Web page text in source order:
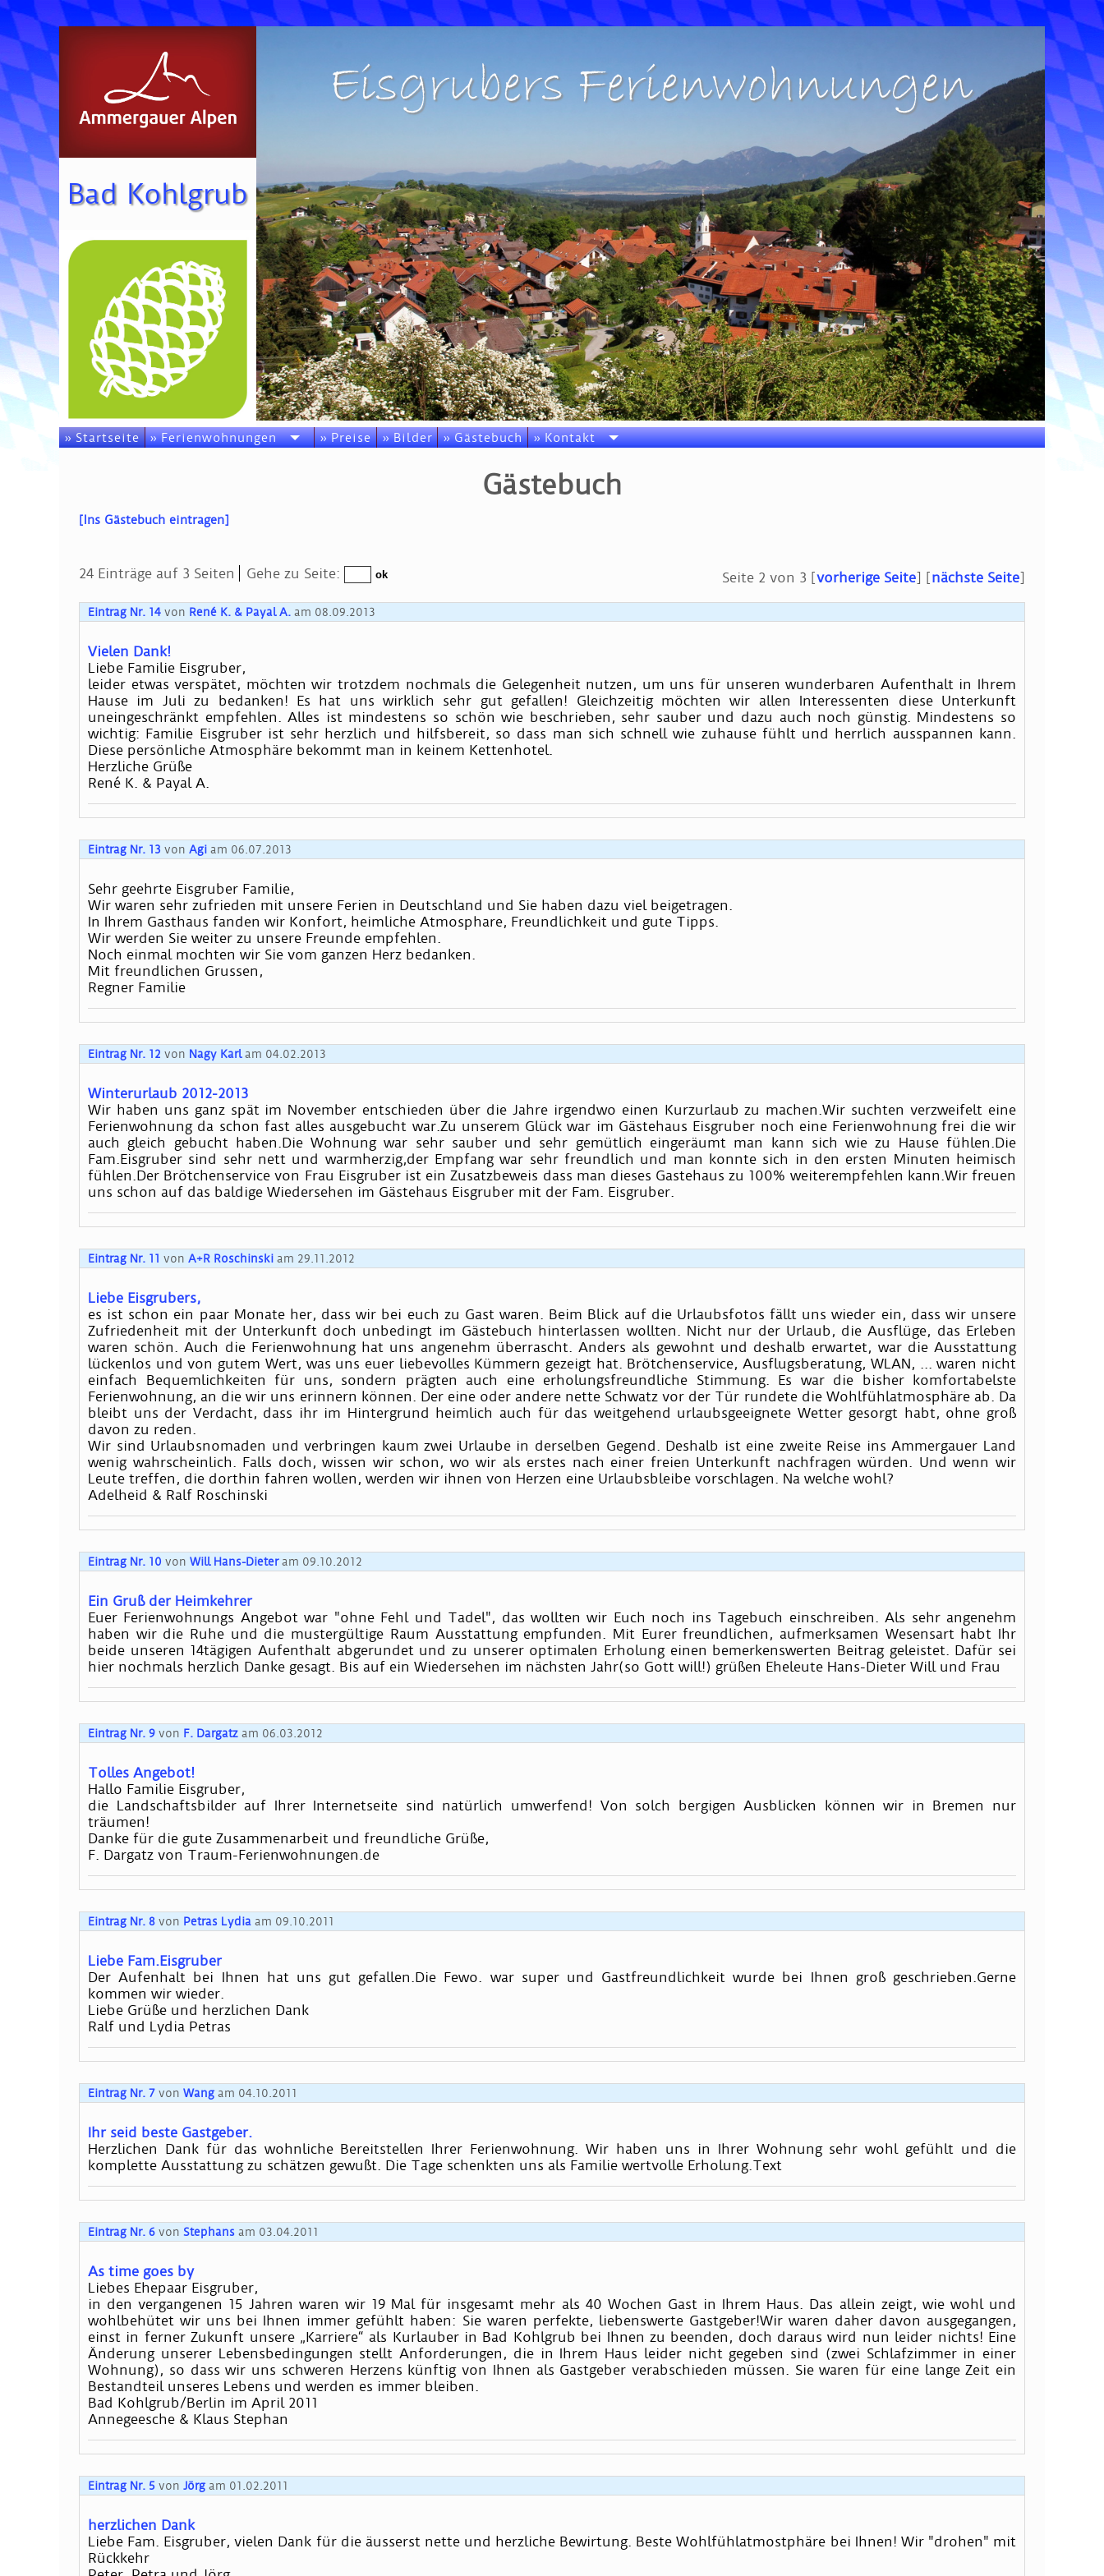
Bad Kohlgrub
Eisgrubers Ferienwohnungen
» Startseite » Ferienwohnungen » Preise » Bilder » Gästebuch » Kontakt
Gästebuch
[Ins Gästebuch eintragen]
24 Einträge auf 3 Seiten Gehe zu Seite: Seite 2 von 3 [vorherige Seite] [nächste Seite]
Eintrag Nr. 14 von René K. & Payal A. am 08.09.2013
Vielen Dank!
Liebe Familie Eisgruber,
leider etwas verspätet, möchten wir trotzdem nochmals die Gelegenheit nutzen, um uns für unseren wunderbaren Aufenthalt in Ihrem
Hause im Juli zu bedanken! Es hat uns wirklich sehr gut gefallen! Gleichzeitig möchten wir allen Interessenten diese Unterkunft
uneingeschränkt empfehlen. Alles ist mindestens so schön wie beschrieben, sehr sauber und dazu auch noch günstig. Mindestens so
wichtig: Familie Eisgruber ist sehr herzlich und hilfsbereit, so dass man sich schnell wie zuhause fühlt und herrlich ausspannen kann.
Diese persönliche Atmosphäre bekommt man in keinem Kettenhotel.
Herzliche Grüße
René K. & Payal A.
Eintrag Nr. 13 von Agi am 06.07.2013
Sehr geehrte Eisgruber Familie,
Wir waren sehr zufrieden mit unsere Ferien in Deutschland und Sie haben dazu viel beigetragen.
In Ihrem Gasthaus fanden wir Konfort, heimliche Atmosphare, Freundlichkeit und gute Tipps.
Wir werden Sie weiter zu unsere Freunde empfehlen.
Noch einmal mochten wir Sie vom ganzen Herz bedanken.
Mit freundlichen Grussen,
Regner Familie
Eintrag Nr. 12 von Nagy Karl am 04.02.2013
Winterurlaub 2012-2013
Wir haben uns ganz spät im November entschieden über die Jahre irgendwo einen Kurzurlaub zu machen.Wir suchten verzweifelt eine
Ferienwohnung da schon fast alles ausgebucht war.Zu unserem Glück war im Gästehaus Eisgruber noch eine Ferienwohnung frei die wir
auch gleich gebucht haben.Die Wohnung war sehr sauber und sehr gemütlich eingeräumt man kann sich wie zu Hause fühlen.Die
Fam.Eisgruber sind sehr nett und warmherzig,der Empfang war sehr freundlich und man konnte sich in den ersten Minuten heimisch
fühlen.Der Brötchenservice von Frau Eisgruber ist ein Zusatzbeweis dass man dieses Gastehaus zu 100% weiterempfehlen kann.Wir freuen
uns schon auf das baldige Wiedersehen im Gästehaus Eisgruber mit der Fam. Eisgruber.
Eintrag Nr. 11 von A+R Roschinski am 29.11.2012
Liebe Eisgrubers,
es ist schon ein paar Monate her, dass wir bei euch zu Gast waren. Beim Blick auf die Urlaubsfotos fällt uns wieder ein, dass wir unsere
Zufriedenheit mit der Unterkunft doch unbedingt im Gästebuch hinterlassen wollten. Nicht nur der Urlaub, die Ausflüge, das Erleben
waren schön. Auch die Ferienwohnung hat uns angenehm überrascht. Anders als gewohnt und deshalb erwartet, war die Ausstattung
lückenlos und von gutem Wert, was uns euer liebevolles Kümmern gezeigt hat. Brötchenservice, Ausflugsberatung, WLAN, ... waren nicht
einfach Bequemlichkeiten für uns, sondern prägten auch eine erholungsfreundliche Stimmung. Es war die bisher komfortabelste
Ferienwohnung, an die wir uns erinnern können. Der eine oder andere nette Schwatz vor der Tür rundete die Wohlfühlatmosphäre ab. Da
bleibt uns der Verdacht, dass ihr im Hintergrund heimlich auch für das weitgehend urlaubsgeeignete Wetter gesorgt habt, ohne groß
davon zu reden.
Wir sind Urlaubsnomaden und verbringen kaum zwei Urlaube in derselben Gegend. Deshalb ist eine zweite Reise ins Ammergauer Land
wenig wahrscheinlich. Falls doch, wissen wir schon, wo wir als erstes nach einer freien Unterkunft nachfragen würden. Und wenn wir
Leute treffen, die dorthin fahren wollen, werden wir ihnen von Herzen eine Urlaubsbleibe vorschlagen. Na welche wohl?
Adelheid & Ralf Roschinski
Eintrag Nr. 10 von Will Hans-Dieter am 09.10.2012
Ein Gruß der Heimkehrer
Euer Ferienwohnungs Angebot war "ohne Fehl und Tadel", das wollten wir Euch noch ins Tagebuch einschreiben. Als sehr angenehm
haben wir die Ruhe und die mustergültige Raum Ausstattung empfunden. Mit Eurer freundlichen, aufmerksamen Wesensart habt Ihr
beide unseren 14tägigen Aufenthalt abgerundet und zu unserer optimalen Erholung einen bemerkenswerten Beitrag geleistet. Dafür sei
hier nochmals herzlich Danke gesagt. Bis auf ein Wiedersehen im nächsten Jahr(so Gott will!) grüßen Eheleute Hans-Dieter Will und Frau
Eintrag Nr. 9 von F. Dargatz am 06.03.2012
Tolles Angebot!
Hallo Familie Eisgruber,
die Landschaftsbilder auf Ihrer Internetseite sind natürlich umwerfend! Von solch bergigen Ausblicken können wir in Bremen nur
träumen!
Danke für die gute Zusammenarbeit und freundliche Grüße,
F. Dargatz von Traum-Ferienwohnungen.de
Eintrag Nr. 8 von Petras Lydia am 09.10.2011
Liebe Fam.Eisgruber
Der Aufenhalt bei Ihnen hat uns gut gefallen.Die Fewo. war super und Gastfreundlichkeit wurde bei Ihnen groß geschrieben.Gerne
kommen wir wieder.
Liebe Grüße und herzlichen Dank
Ralf und Lydia Petras
Eintrag Nr. 7 von Wang am 04.10.2011
Ihr seid beste Gastgeber.
Herzlichen Dank für das wohnliche Bereitstellen Ihrer Ferienwohnung. Wir haben uns in Ihrer Wohnung sehr wohl gefühlt und die
komplette Ausstattung zu schätzen gewußt. Die Tage schenkten uns als Familie wertvolle Erholung.Text
Eintrag Nr. 6 von Stephans am 03.04.2011
As time goes by
Liebes Ehepaar Eisgruber,
in den vergangenen 15 Jahren waren wir 19 Mal für insgesamt mehr als 40 Wochen Gast in Ihrem Haus. Das allein zeigt, wie wohl und
wohlbehütet wir uns bei Ihnen immer gefühlt haben: Sie waren perfekte, liebenswerte Gastgeber!Wir waren daher davon ausgegangen,
einst in ferner Zukunft unsere „Karriere“ als Kurlauber in Bad Kohlgrub bei Ihnen zu beenden, doch daraus wird nun leider nichts! Eine
Änderung unserer Lebensbedingungen stellt Anforderungen, die in Ihrem Haus leider nicht gegeben sind (zwei Schlafzimmer in einer
Wohnung), so dass wir uns schweren Herzens künftig von Ihnen als Gastgeber verabschieden müssen. Sie waren für eine lange Zeit ein
Bestandteil unseres Lebens und werden es immer bleiben.
Bad Kohlgrub/Berlin im April 2011
Annegeesche & Klaus Stephan
Eintrag Nr. 5 von Jörg am 01.02.2011
herzlichen Dank
Liebe Fam. Eisgruber, vielen Dank für die äusserst nette und herzliche Bewirtung. Beste Wohlfühlatmostphäre bei Ihnen! Wir "drohen" mit
Rückkehr